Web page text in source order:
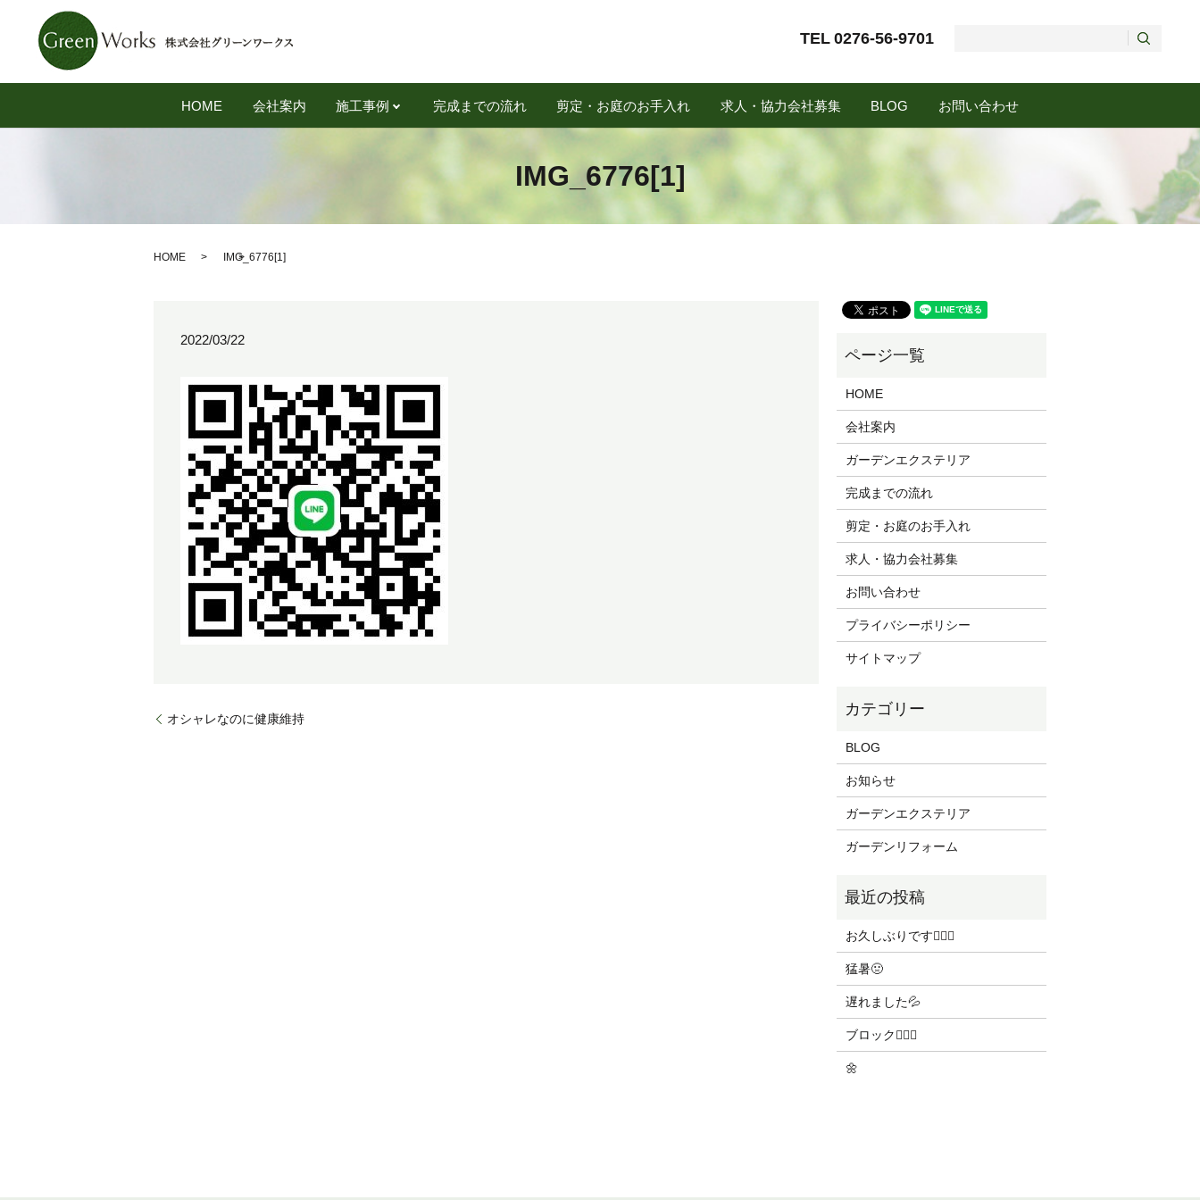
TEL 0276-56-9701
HOME 会社案内 施工事例 完成までの流れ 剪定・お庭のお手入れ 求人・協力会社募集 BLOG お問い合わせ
IMG_6776[1]
HOME IMG_6776[1]
2022/03/22
オシャレなのに健康維持
HOME
会社案内
ガーデンエクステリア
完成までの流れ
剪定・お庭のお手入れ
求人・協力会社募集
お問い合わせ
プライバシーポリシー
サイトマップ
BLOG
お知らせ
ガーデンエクステリア
ガーデンリフォーム
お久しぶりです🙇🏻‍♀️
猛暑🤢
遅れました💦
ブロック👷🏻‍♀️
🌼